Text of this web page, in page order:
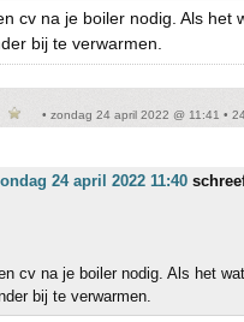
cv na je boiler nodig. Als het
bij te verwarmen.
• zondag 24 april 2022 @ 11:41 •
24 april 2022 11:40
cv na je boiler nodig. Als het
bij te verwarmen.